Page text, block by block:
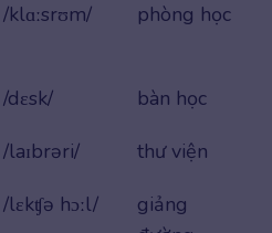
/klɑːsrʊm/ phòng học
/dɛsk/
bàn học
/laɪbrəri/
thư viện
/lɛkʧə hɔːl/
giảng